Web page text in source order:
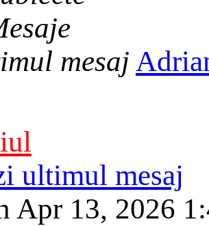
mesaj
ultimul mesaj
Apr 13, 2026